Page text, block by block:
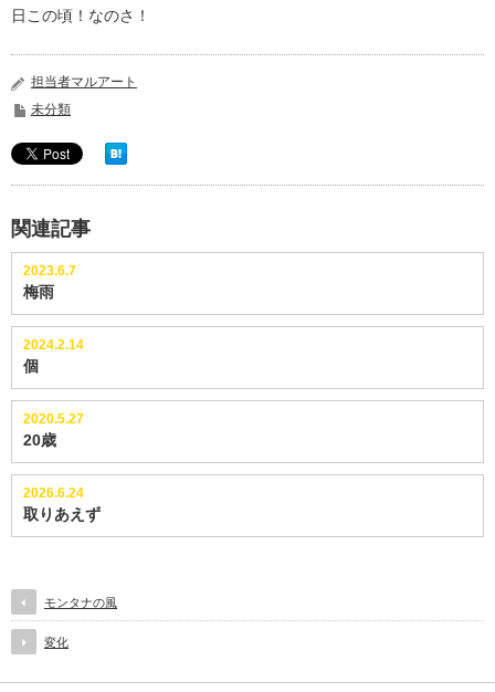
日この頃！なのさ！
担当者マルアート
未分類
関連記事
2023.6.7
梅雨
2024.2.14
個
2020.5.27
20歳
2026.6.24
取りあえず
モンタナの風
変化